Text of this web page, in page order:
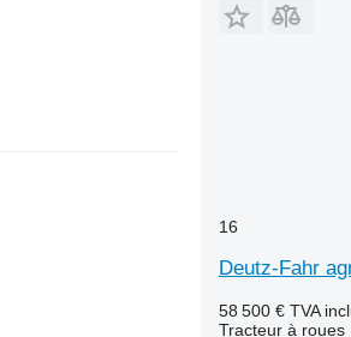
16
Deutz-Fahr
58 500 € TVA
Tracteur à roues